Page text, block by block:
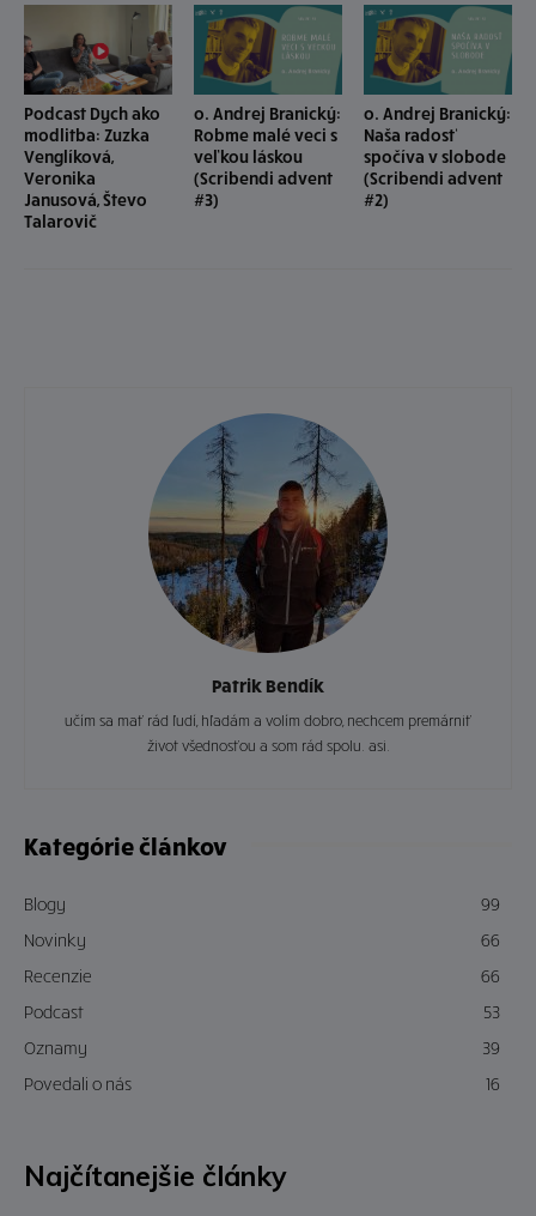
Podcast Dych ako
modlitba: Zuzka
Venglíková,
Veronika
Janusová, Števo
Talarovič
o. Andrej Branický:
Robme malé veci s
veľkou láskou
(Scribendi advent
#3)
o. Andrej Branický:
Naša radosť
spočíva v slobode
(Scribendi advent
#2)
Patrik Bendík
učím sa mať rád ľudí, hľadám a volím dobro, nechcem premárniť
život všednosťou a som rád spolu. asi.
Kategórie článkov
Blogy
99
Novinky
66
Recenzie
66
Podcast
53
Oznamy
39
Povedali o nás
16
Najčítanejšie články